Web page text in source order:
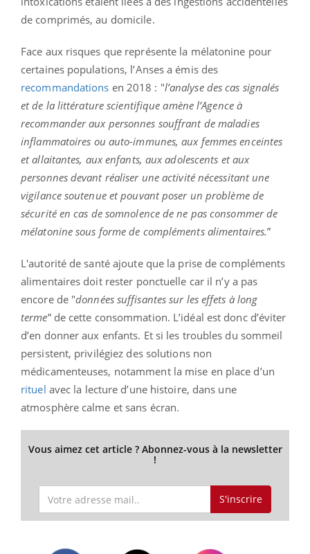
de comprimés, au domicile.
Face aux risques que représente la mélatonine pour
certaines populations, l’Anses a émis des
recommandations en 2018 : "l’analyse des cas signalés
et de la littérature scientifique amène l’Agence à
recommander aux personnes souffrant de maladies
inflammatoires ou auto-immunes, aux femmes enceintes
et allaitantes, aux enfants, aux adolescents et aux
personnes devant réaliser une activité nécessitant une
vigilance soutenue et pouvant poser un problème de
sécurité en cas de somnolence de ne pas consommer de
mélatonine sous forme de compléments alimentaires.”
L'autorité de santé ajoute que la prise de compléments
alimentaires doit rester ponctuelle car il n’y a pas
encore de "données suffisantes sur les effets à long
terme” de cette consommation. L’idéal est donc d’éviter
d’en donner aux enfants. Et si les troubles du sommeil
persistent, privilégiez des solutions non
médicamenteuses, notamment la mise en place d’un
rituel avec la lecture d’une histoire, dans une
atmosphère calme et sans écran.
Vous aimez cet article ? Abonnez-vous à la newsletter
!
S'inscrire